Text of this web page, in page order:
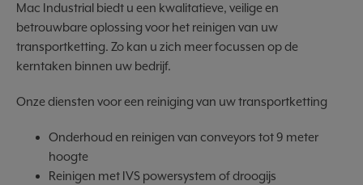
Mac Industrial biedt u een kwalitatieve, veilige en
betrouwbare oplossing voor het reinigen van uw
transportketting. Zo kan u zich meer focussen op de
kerntaken binnen uw bedrijf.
Onze diensten voor een reiniging van uw transportketting
Onderhoud en reinigen van conveyors tot 9 meter
hoogte
Reinigen met IVS powersystem of droogijs